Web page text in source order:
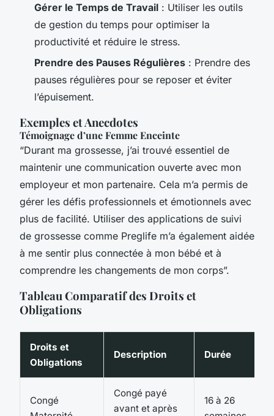
Gérer le Temps de Travail : Utiliser les outils
de gestion du temps pour optimiser la
productivité et réduire le stress.
Prendre des Pauses Régulières : Prendre des
pauses régulières pour se reposer et éviter
l’épuisement.
Exemples et Anecdotes
Témoignage d’une Femme Enceinte
“Durant ma grossesse, j’ai trouvé essentiel de
maintenir une communication ouverte avec mon
employeur et mon partenaire. Cela m’a permis de
gérer les défis professionnels et émotionnels avec
plus de facilité. Utiliser des applications de suivi
de grossesse comme Preglife m’a également aidée
à me sentir plus connectée à mon bébé et à
comprendre les changements de mon corps”.
Tableau Comparatif des Droits et
Obligations
Droits et
Obligations
Description Durée
Congé
Congé payé
avant et après
16 à 26